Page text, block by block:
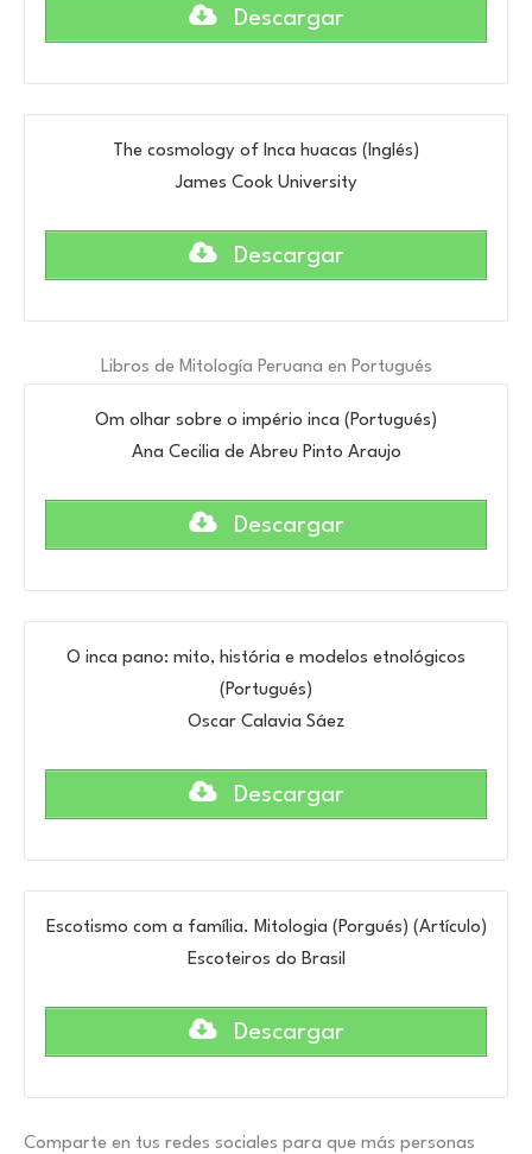
Descargar
The cosmology of Inca huacas (Inglés)
James Cook University
Descargar
Libros de Mitología Peruana en Portugués
Om olhar sobre o império inca (Portugués)
Ana Cecilia de Abreu Pinto Araujo
Descargar
O inca pano: mito, história e modelos etnológicos
(Portugués)
Oscar Calavia Sáez
Descargar
Escotismo com a família. Mitologia (Porgués) (Artículo)
Escoteiros do Brasil
Descargar
Comparte en tus redes sociales para que más personas